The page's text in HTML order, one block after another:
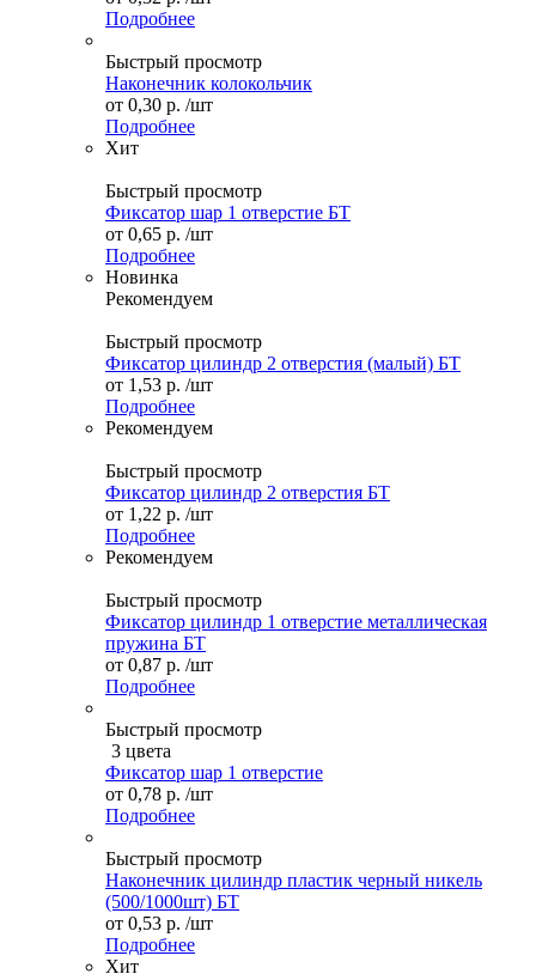
Подробнее
Быстрый просмотр
Наконечник колокольчик
от 0,30 р. /шт
Подробнее
Хит
Быстрый просмотр
Фиксатор шар 1 отверстие БТ
от 0,65 р. /шт
Подробнее
Новинка
Рекомендуем
Быстрый просмотр
Фиксатор цилиндр 2 отверстия (малый) БТ
от 1,53 р. /шт
Подробнее
Рекомендуем
Быстрый просмотр
Фиксатор цилиндр 2 отверстия БТ
от 1,22 р. /шт
Подробнее
Рекомендуем
Быстрый просмотр
Фиксатор цилиндр 1 отверстие металлическая
пружина БТ
от 0,87 р. /шт
Подробнее
Быстрый просмотр
3 цвета
Фиксатор шар 1 отверстие
от 0,78 р. /шт
Подробнее
Быстрый просмотр
Наконечник цилиндр пластик черный никель
(500/1000шт) БТ
от 0,53 р. /шт
Подробнее
Хит